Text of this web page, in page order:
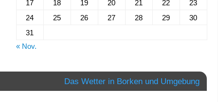
17 18 19 20 21 22
23
24
25 26 27 28 29
30
31
« Nov.
Das Wetter in Borken und Umgebung